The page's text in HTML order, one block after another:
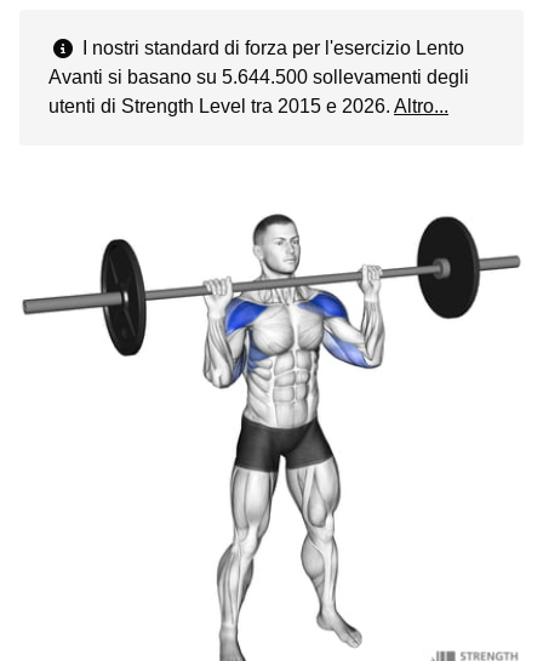
I nostri standard di forza per l'esercizio Lento
Avanti si basano su 5.644.500 sollevamenti degli
utenti di Strength Level tra 2015 e 2026. Altro...